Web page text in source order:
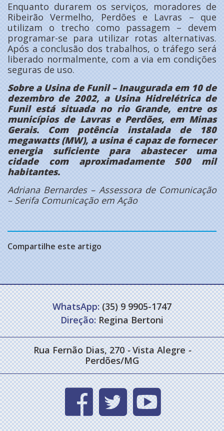
Enquanto durarem os serviços, moradores de
Ribeirão Vermelho, Perdões e Lavras – que
utilizam o trecho como passagem – devem
programar-se para utilizar rotas alternativas.
Após a conclusão dos trabalhos, o tráfego será
liberado normalmente, com a via em condições
seguras de uso.
Sobre a Usina de Funil – Inaugurada em 10 de
dezembro de 2002, a Usina Hidrelétrica de
Funil está situada no rio Grande, entre os
municípios de Lavras e Perdões, em Minas
Gerais. Com potência instalada de 180
megawatts (MW), a usina é capaz de fornecer
energia suficiente para abastecer uma
cidade com aproximadamente 500 mil
habitantes.
Adriana Bernardes – Assessora de Comunicação
– Serifa Comunicação em Ação
Compartilhe este artigo
WhatsApp:(35) 9 9905-1747
Direção:Regina Bertoni
Rua Fernão Dias, 270- Vista Alegre-
Perdões/MG